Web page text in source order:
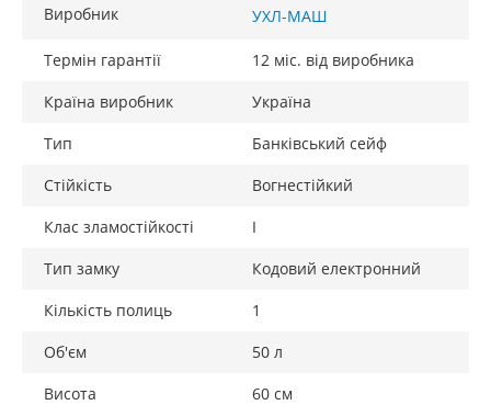
Виробник УХЛ-МАШ
Термін гарантії
12 міс. від виробника
Країна виробник
Україна
Тип
Банківський сейф
Стійкість
Вогнестійкий
Клас зламостійкості
I
Тип замку
Кодовий електронний
Кількість полиць
1
Об'єм
50 л
Висота
60 см